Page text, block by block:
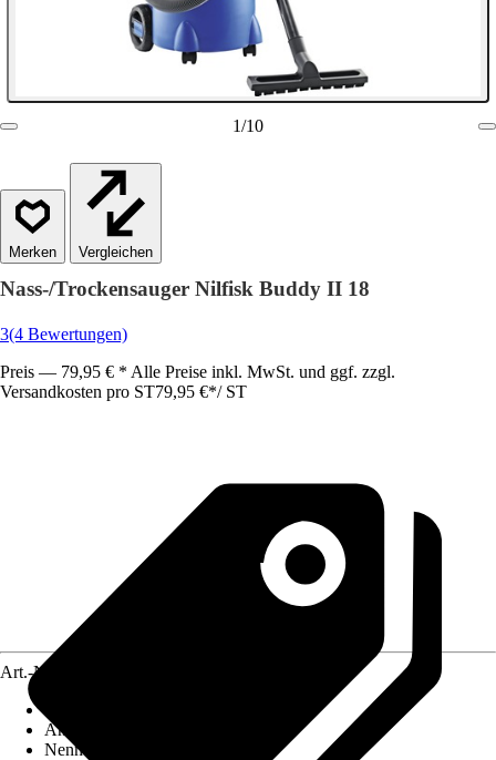
1/10
Vergleichen
Nass-/Trockensauger Nilfisk Buddy II 18
3(4 Bewertungen)
Preis — 79,95 € * Alle Preise inkl. MwSt. und ggf. zzgl.
Versandkosten pro ST79,95 €*/ ST
Art.-Nr.
Antriebsart
Nennaufnahmeleistung